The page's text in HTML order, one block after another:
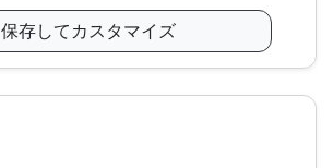
保存してカスタマイズ